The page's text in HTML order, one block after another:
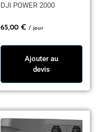
DJI POWER 2000
65,00 € / jour
Ajouter au
devis